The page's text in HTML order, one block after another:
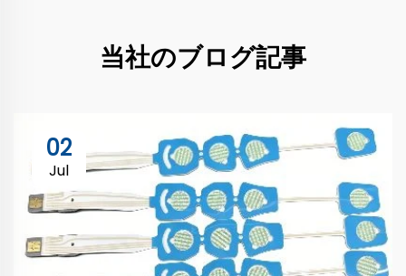
当社のブログ記事
02
Jul